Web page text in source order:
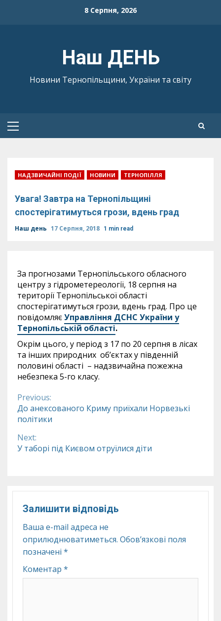
8 Серпня, 2026
Наш ДЕНЬ
Новини Тернопільщини, України та світу
Primary
НАДЗВИЧАЙНІ ПОДІЇ НОВИНИ ТЕРНОПІЛЛЯ
Увага! Завтра на Тернопільщині
спостерігатимуться грози, вдень град
Наш день 17 Серпня, 2018 1 min read
За прогнозами Тернопільського обласного
центру з гідрометереології, 18 серпня на
території Тернопільської області
спостерігатимуться грози, вдень град. Про це
повідомляєУправління ДСНС України у
Тернопільській області.
Окрім цього, у період з 17 по 20 серпня в лісах
та інших природних об’єктах у південній
половині області – надзвичайна пожежна
небезпека 5-го класу.
Continue
Reading
Previous:
До анексованого Криму приїхали Норвезькі
політики
Next:
У таборі під Києвом отруїлися діти
Залишити відповідь
Ваша e-mail адреса не
оприлюднюватиметься. Обов’язкові поля
позначені *
Коментар *